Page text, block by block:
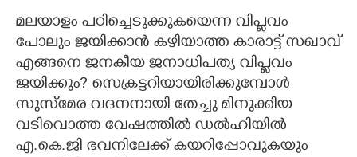
മലയാളം പഠിച്ചെടുക്കുകയെന്ന വിപ്ളവം
പോലും ജയിക്കാൻ കഴിയാത്ത കാരാട്ട് സഖാവ്
എങ്ങനെ ജനകീയ ജനാധിപത്യ വിപ്ളവം
ജയിക്കും? സെക്രട്ടറിയായിരിക്കുമ്പോൾ
സുസ്മേര വദനനായി തേച്ചു മിനുക്കിയ
വടിവൊത്ത വേഷത്തിൽ ഡൽഹിയിൽ
എ.കെ.ജി ഭവനിലേക്ക് കയറിപ്പോവുകയും